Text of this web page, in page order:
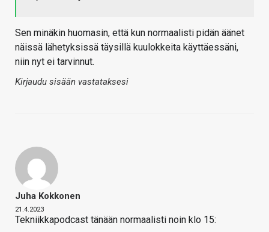
Sen minäkin huomasin, että kun normaalisti pidän äänet
näissä lähetyksissä täysillä kuulokkeita käyttäessäni,
niin nyt ei tarvinnut.
Kirjaudu sisään vastataksesi
Juha Kokkonen
21.4.2023
Tekniikkapodcast tänään normaalisti noin klo 15: